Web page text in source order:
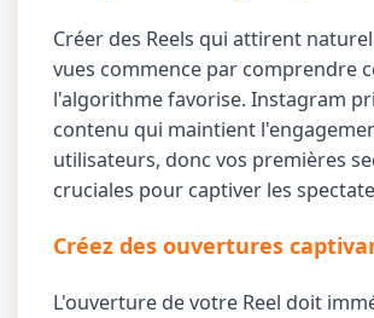
Créer des Reels qui attirent
vues commence par comprendre
l'algorithme favorise. Instagram
contenu qui maintient
utilisateurs, donc vos premières
cruciales pour captiver les
Créez des ouvertures
L'ouverture de votre Reel doit